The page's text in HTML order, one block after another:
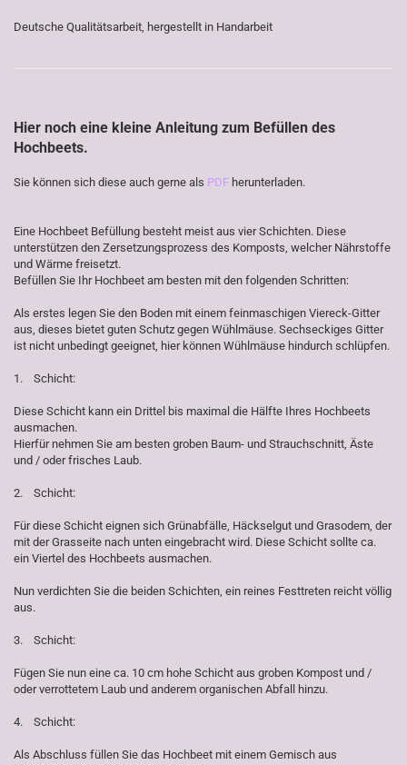
Deutsche Qualitätsarbeit, hergestellt in Handarbeit
Hier noch eine kleine Anleitung zum Befüllen des
Hochbeets.
Sie können sich diese auch gerne als PDF herunterladen.
Eine Hochbeet Befüllung besteht meist aus vier Schichten. Diese
unterstützen den Zersetzungsprozess des Komposts, welcher Nährstoffe
und Wärme freisetzt.
Befüllen Sie Ihr Hochbeet am besten mit den folgenden Schritten:
Als erstes legen Sie den Boden mit einem feinmaschigen Viereck-Gitter
aus, dieses bietet guten Schutz gegen Wühlmäuse. Sechseckiges Gitter
ist nicht unbedingt geeignet, hier können Wühlmäuse hindurch schlüpfen.
1. Schicht:
Diese Schicht kann ein Drittel bis maximal die Hälfte Ihres Hochbeets
ausmachen.
Hierfür nehmen Sie am besten groben Baum- und Strauchschnitt, Äste
und / oder frisches Laub.
2. Schicht:
Für diese Schicht eignen sich Grünabfälle, Häckselgut und Grasodem, der
mit der Grasseite nach unten eingebracht wird. Diese Schicht sollte ca.
ein Viertel des Hochbeets ausmachen.
Nun verdichten Sie die beiden Schichten, ein reines Festtreten reicht völlig
aus.
3. Schicht:
Fügen Sie nun eine ca. 10 cm hohe Schicht aus groben Kompost und /
oder verrottetem Laub und anderem organischen Abfall hinzu.
4. Schicht:
Als Abschluss füllen Sie das Hochbeet mit einem Gemisch aus